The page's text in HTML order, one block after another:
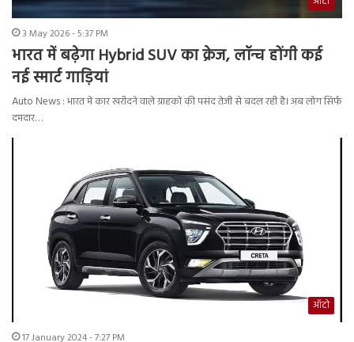
3 May 2026 - 5:37 PM
भारत में बढ़ेगा Hybrid SUV का क्रेज, लॉन्च होंगी कई
नई स्मार्ट गाड़ियां
Auto News : भारत में कार खरीदने वाले ग्राहकों की पसंद तेजी से बदल रही है। अब लोग सिर्फ
दमदार…
ऑटो
17 January 2024 - 7:27 PM